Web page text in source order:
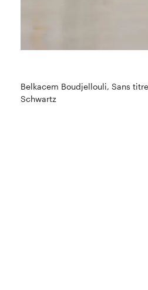
Belkacem Boudjellouli, Sans
Schwartz